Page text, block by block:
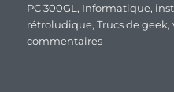
PC 300GL , Informatique,
rétroludique,Trucs de geek,
commentairessur